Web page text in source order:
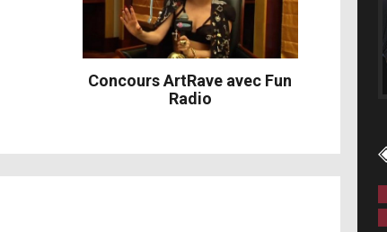
Concours ArtRave avec Fun
Radio